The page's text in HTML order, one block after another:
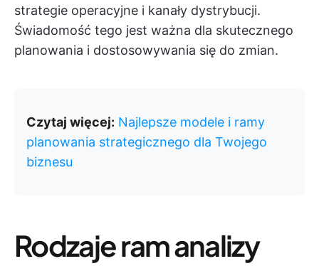
strategie operacyjne i kanały dystrybucji.
Świadomość tego jest ważna dla skutecznego
planowania i dostosowywania się do zmian.
Czytaj więcej: Najlepsze modele i ramy
planowania strategicznego dla Twojego
biznesu
Rodzaje ram analizy